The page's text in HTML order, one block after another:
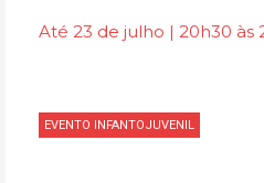
Até 23 de julho | 20h30 às
EVENTO INFANTOJUVENIL